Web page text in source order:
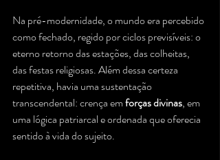
Na pré-modernidade, o mundo era percebido
como fechado, regido por ciclos previsíveis: o
eterno retorno das estações, das colheitas,
das festas religiosas. Além dessa certeza
repetitiva, havia uma sustentação
transcendental: crença em forças divinas, em
uma lógica patriarcal e ordenada que oferecia
sentido à vida do sujeito.